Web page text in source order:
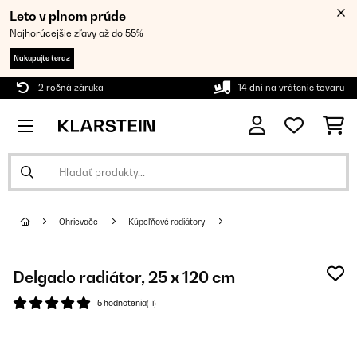
Leto v plnom prúde
Najhorúcejšie zľavy až do 55%
Nakupujte teraz
2 ročná záruka 14 dní na vrátenie tovaru
Ohrievače Kúpeľňové radiátory
Delgado radiátor, 25 x 120 cm
5 hodnotenia(-í)